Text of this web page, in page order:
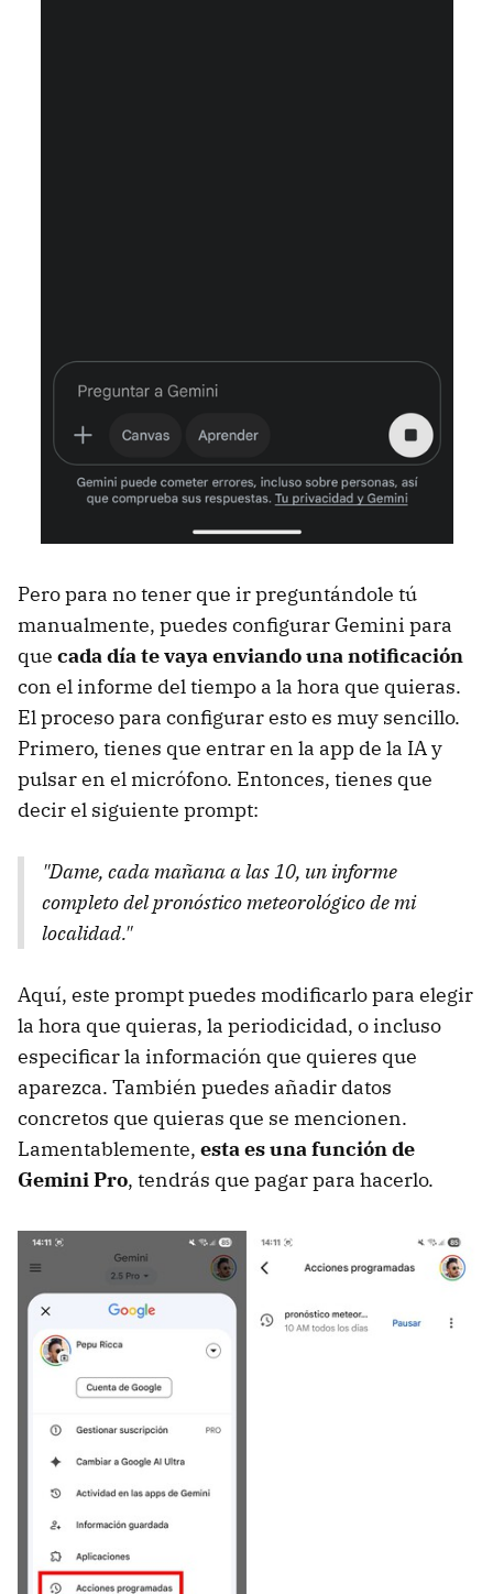
Pero para no tener que ir preguntándole tú
manualmente, puedes configurar Gemini para
que cada día te vaya enviando una notificación
con el informe del tiempo a la hora que quieras.
El proceso para configurar esto es muy sencillo.
Primero, tienes que entrar en la app de la IA y
pulsar en el micrófono. Entonces, tienes que
decir el siguiente prompt:
"Dame, cada mañana a las 10, un informe
completo del pronóstico meteorológico de mi
localidad."
Aquí, este prompt puedes modificarlo para elegir
la hora que quieras, la periodicidad, o incluso
especificar la información que quieres que
aparezca. También puedes añadir datos
concretos que quieras que se mencionen.
Lamentablemente, esta es una función de
Gemini Pro, tendrás que pagar para hacerlo.